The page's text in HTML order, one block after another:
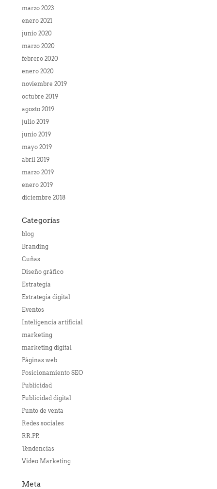
marzo 2023
enero 2021
junio 2020
marzo 2020
febrero 2020
enero 2020
noviembre 2019
octubre 2019
agosto 2019
julio 2019
junio 2019
mayo 2019
abril 2019
marzo 2019
enero 2019
diciembre 2018
Categorías
blog
Branding
Cuñas
Diseño gráfico
Estrategia
Estrategia digital
Eventos
Inteligencia artificial
marketing
marketing digital
Páginas web
Posicionamiento SEO
Publicidad
Publicidad digital
Punto de venta
Redes sociales
RR.PP.
Tendencias
Video Marketing
Meta